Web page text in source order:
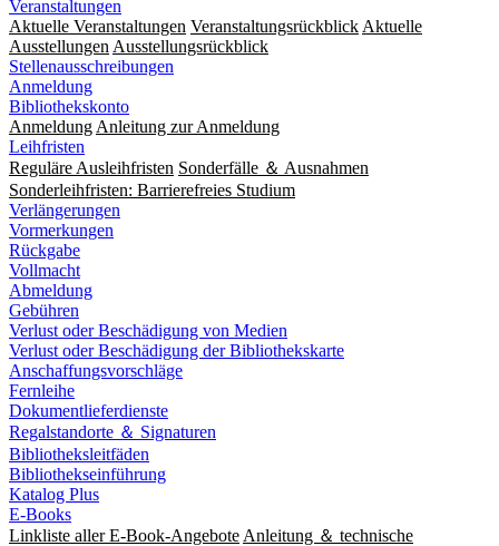
Veranstaltungen
Aktuelle Veranstaltungen Veranstaltungsrückblick Aktuelle
Ausstellungen Ausstellungsrückblick
Stellenausschreibungen
Anmeldung
Bibliothekskonto
Anmeldung Anleitung zur Anmeldung
Leihfristen
Reguläre Ausleihfristen Sonderfälle ＆ Ausnahmen
Sonderleihfristen: Barrierefreies Studium
Verlängerungen
Vormerkungen
Rückgabe
Vollmacht
Abmeldung
Gebühren
Verlust oder Beschädigung von Medien
Verlust oder Beschädigung der Bibliothekskarte
Anschaffungsvorschläge
Fernleihe
Dokumentlieferdienste
Regalstandorte ＆ Signaturen
Bibliotheksleitfäden
Bibliothekseinführung
Katalog Plus
E-Books
Linkliste aller E-Book-Angebote Anleitung ＆ technische